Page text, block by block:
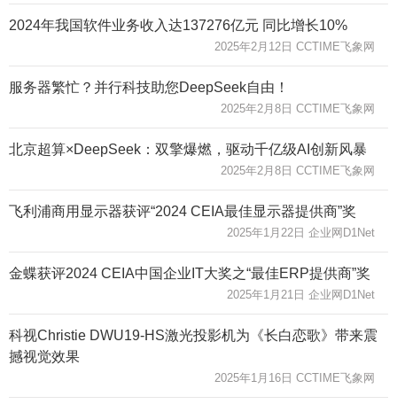
2024年我国软件业务收入达137276亿元 同比增长10%
2025年2月12日 CCTIME飞象网
服务器繁忙？并行科技助您DeepSeek自由！
2025年2月8日 CCTIME飞象网
北京超算×DeepSeek：双擎爆燃，驱动千亿级AI创新风暴
2025年2月8日 CCTIME飞象网
飞利浦商用显示器获评“2024 CEIA最佳显示器提供商”奖
2025年1月22日 企业网D1Net
金蝶获评2024 CEIA中国企业IT大奖之“最佳ERP提供商”奖
2025年1月21日 企业网D1Net
科视Christie DWU19-HS激光投影机为《长白恋歌》带来震
撼视觉效果
2025年1月16日 CCTIME飞象网